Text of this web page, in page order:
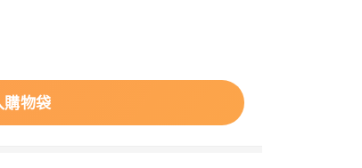
Co Prime Primer Setting Fixer 24小時持妝強效
購物袋